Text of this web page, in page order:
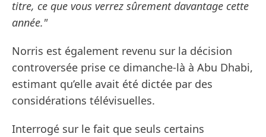
titre, ce que vous verrez sûrement davantage cette
année."
Norris est également revenu sur la décision
controversée prise ce dimanche-là à Abu Dhabi,
estimant qu’elle avait été dictée par des
considérations télévisuelles.
Interrogé sur le fait que seuls certains